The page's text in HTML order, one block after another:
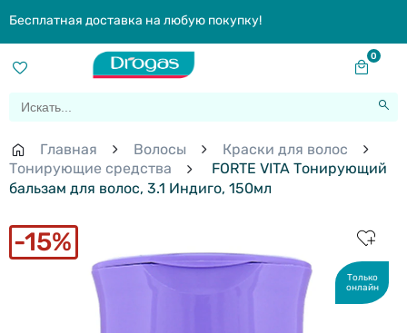
Бесплатная доставка на любую покупку!
0
Главная Волосы
Краски для волос
Тонирующие средства
FORTE VITA Тонирующий
бальзам для волос, 3.1 Индиго, 150мл
15%
Только
онлайн